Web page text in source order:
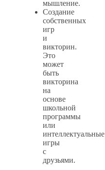
мышление.
Создание
собственных
игр
и
викторин.
Это
может
быть
викторина
на
основе
школьной
программы
или
интеллектуальные
игры
с
друзьями.